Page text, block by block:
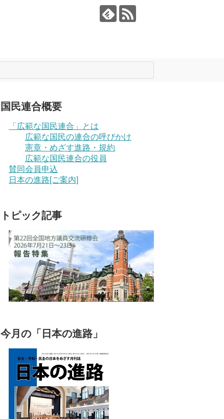
国民連合概要
「広範な国民連合」とは
広範な国民の連合の呼びかけ
憲章・めざす進路・規約
広範な国民連合の役員
賛同会員申込
日本の進路[ご案内]
トピック記事
今月の「日本の進路」